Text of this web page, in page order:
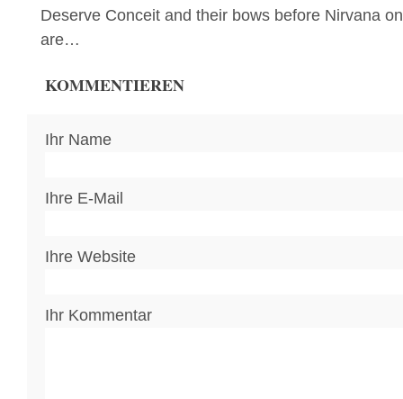
Deserve Conceit and their bows before Nirvana
are…
KOMMENTIEREN
Ihr Name
Ihre E-Mail
Ihre Website
Ihr Kommentar